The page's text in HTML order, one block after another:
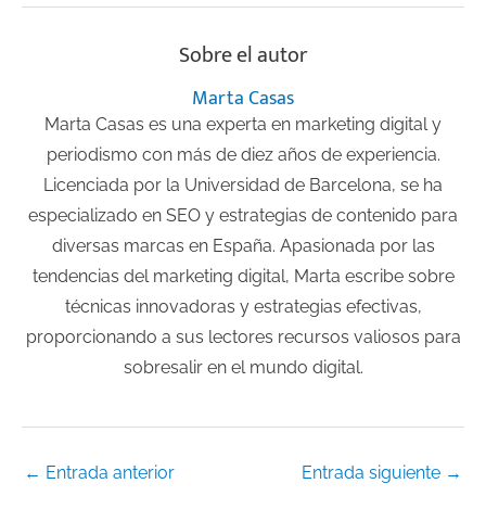
Sobre el autor
Marta Casas
Marta Casas es una experta en marketing digital y
periodismo con más de diez años de experiencia.
Licenciada por la Universidad de Barcelona, se ha
especializado en SEO y estrategias de contenido para
diversas marcas en España. Apasionada por las
tendencias del marketing digital, Marta escribe sobre
técnicas innovadoras y estrategias efectivas,
proporcionando a sus lectores recursos valiosos para
sobresalir en el mundo digital.
← Entrada anterior Entrada siguiente →